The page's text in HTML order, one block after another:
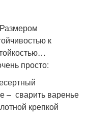
к
просто:
– сварить варенье
крепкой